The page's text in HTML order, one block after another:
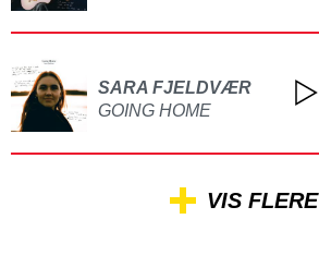
SARA FJELDVÆR
GOING HOME
VIS FLERE